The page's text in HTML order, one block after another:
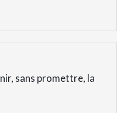
sans promettre, la